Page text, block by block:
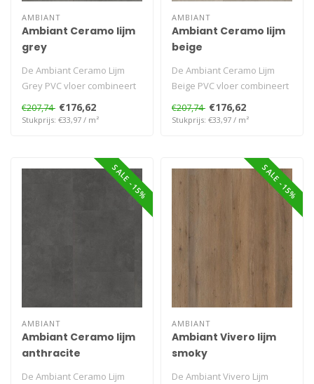
AMBIANT
Ambiant Ceramo lijm
grey
De Ambiant Ceramo Lijm
Grey PVC vloer combineert
een verfijnde grijze tint met
e..
€207,74 €176,62
Stukprijs: €33,97 / m²
AMBIANT
Ambiant Ceramo lijm
beige
De Ambiant Ceramo Lijm
Beige PVC vloer combineert
een zachte beige tint met
een ..
€207,74 €176,62
Stukprijs: €33,97 / m²
SALE -15%
AMBIANT
Ambiant Ceramo lijm
anthracite
De Ambiant Ceramo Lijm
SALE -15%
AMBIANT
Ambiant Vivero lijm
smoky
De Ambiant Vivero Lijm